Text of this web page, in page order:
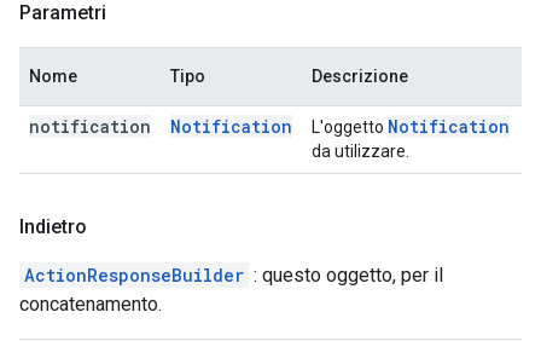
Parametri
Nome Tipo Descrizione
notification Notification L'oggetto Notification
da utilizzare.
Indietro
ActionResponseBuilder : questo oggetto, per il
concatenamento.